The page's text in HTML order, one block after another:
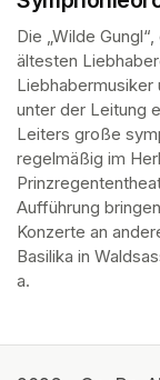
Die „Wilde
ältesten
unter der Leitung
Leiters große
regelmäßig im
Aufführung
Konzerte an
Basilika in
a.